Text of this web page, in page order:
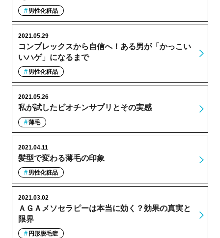
男性化粧品
コンプレックスから自信へ！ある男が「かっこい
いハゲ」になるまで
2021.05.29
男性化粧品
私が試したビオチンサプリとその実感
2021.05.26
薄毛
髪型で変わる薄毛の印象
2021.04.11
男性化粧品
ＡＧＡメソセラピーは本当に効く？効果の真実と
限界
2021.03.02
円形脱毛症